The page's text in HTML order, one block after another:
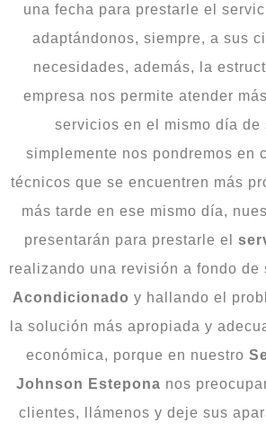
una fecha para prestarle el
adaptándonos, siempre, a sus
necesidades, además, la
empresa nos permite atender
servicios en el mismo día de
simplemente nos pondremos en
técnicos que se encuentren más
más tarde en ese mismo día,
presentarán para prestarle el
realizando una revisión a fondo de
Acondicionado y hallando el
la solución más apropiada y
económica, porque en nuestro
Johnson Estepona nos
clientes, llámenos y deje sus